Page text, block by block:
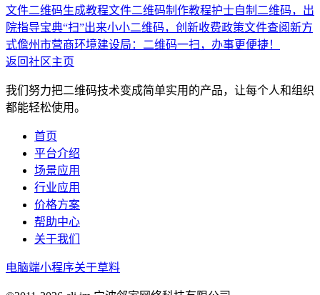
文件二维码生成教程文件二维码制作教程护士自制二维码，出
院指导宝典“扫”出来小小二维码，创新收费政策文件查阅新方
式儋州市营商环境建设局：二维码一扫，办事更便捷！
返回社区主页
我们努力把二维码技术变成简单实用的产品，让每个人和组织
都能轻松使用。
首页
平台介绍
场景应用
行业应用
价格方案
帮助中心
关于我们
电脑端小程序关于草料